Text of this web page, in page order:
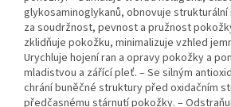
glykosaminoglykanů, obnovuje
za soudržnost, pevnost a pružnost
zklidňuje pokožku, minimalizuje vzhled
Urychluje hojení ran a opravy pokožky a
mladistvou a zářící pleť. – Se silným
chrání buněčné struktury před oxidačním
předčasnému stárnutí pokožky. –